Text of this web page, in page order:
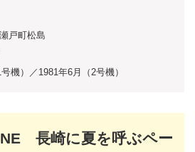
戸町松島
機）／1981年6月（2号機）
長崎に夏を呼ぶペー